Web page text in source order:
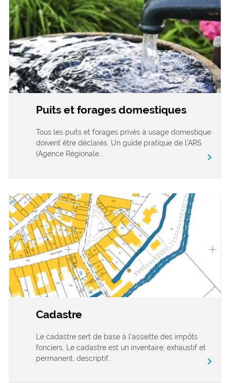
Puits et forages domestiques
Tous les puits et forages privés à usage domestique
doivent être déclarés. Un guide pratique de l’ARS
(Agence Régionale...
chevron_right
Cadastre
Le cadastre sert de base à l’assiette des impôts
fonciers. Le cadastre est un inventaire, exhaustif et
permanent, descriptif...
chevron_right